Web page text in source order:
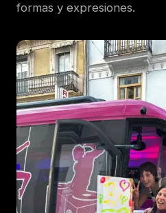
formas y expresiones.